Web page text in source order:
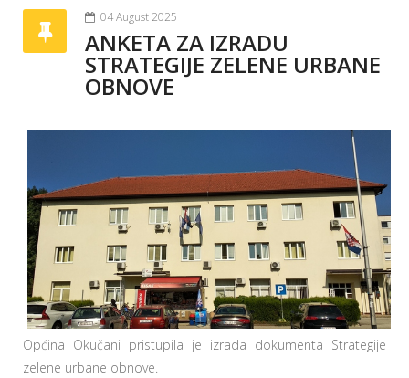
04 August 2025
ANKETA ZA IZRADU
STRATEGIJE ZELENE URBANE
OBNOVE
Općina Okučani pristupila je izrada dokumenta Strategije
zelene urbane obnove.